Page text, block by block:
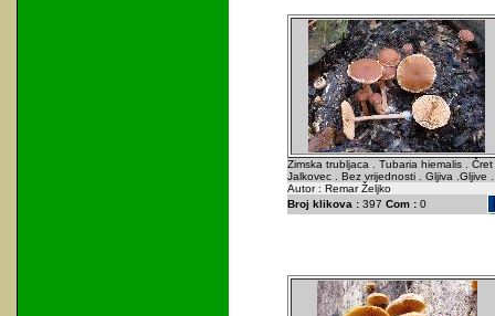
Zimska trubljaca . Tubaria hiemalis . Čret
Jalkovec . Bez vrijednosti . Gljiva .Gljive .
Autor : Remar Željko
Broj klikova :397 Com :0